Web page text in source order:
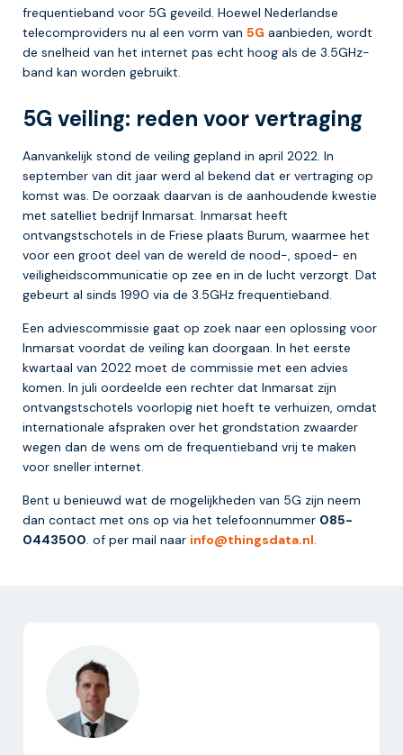
frequentieband voor 5G geveild. Hoewel Nederlandse
telecomproviders nu al een vorm van 5G aanbieden, wordt
de snelheid van het internet pas echt hoog als de 3.5GHz-
band kan worden gebruikt.
5G veiling: reden voor vertraging
Aanvankelijk stond de veiling gepland in april 2022. In
september van dit jaar werd al bekend dat er vertraging op
komst was. De oorzaak daarvan is de aanhoudende kwestie
met satelliet bedrijf Inmarsat. Inmarsat heeft
ontvangstschotels in de Friese plaats Burum, waarmee het
voor een groot deel van de wereld de nood-, spoed- en
veiligheidscommunicatie op zee en in de lucht verzorgt. Dat
gebeurt al sinds 1990 via de 3.5GHz frequentieband.
Een adviescommissie gaat op zoek naar een oplossing voor
Inmarsat voordat de veiling kan doorgaan. In het eerste
kwartaal van 2022 moet de commissie met een advies
komen. In juli oordeelde een rechter dat Inmarsat zijn
ontvangstschotels voorlopig niet hoeft te verhuizen, omdat
internationale afspraken over het grondstation zwaarder
wegen dan de wens om de frequentieband vrij te maken
voor sneller internet.
Bent u benieuwd wat de mogelijkheden van 5G zijn neem
dan contact met ons op via het telefoonnummer 085-
0443500. of per mail naar info@thingsdata.nl.